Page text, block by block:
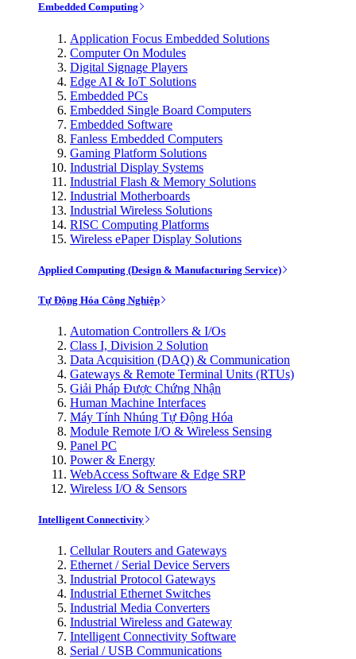
Embedded Computing
Application Focus Embedded Solutions
Computer On Modules
Digital Signage Players
Edge AI & IoT Solutions
Embedded PCs
Embedded Single Board Computers
Embedded Software
Fanless Embedded Computers
Gaming Platform Solutions
Industrial Display Systems
Industrial Flash & Memory Solutions
Industrial Motherboards
Industrial Wireless Solutions
RISC Computing Platforms
Wireless ePaper Display Solutions
Applied Computing (Design & Manufacturing Service)
Tự Động Hóa Công Nghiệp
Automation Controllers & I/Os
Class I, Division 2 Solution
Data Acquisition (DAQ) & Communication
Gateways & Remote Terminal Units (RTUs)
Giải Pháp Được Chứng Nhận
Human Machine Interfaces
Máy Tính Nhúng Tự Động Hóa
Module Remote I/O & Wireless Sensing
Panel PC
Power & Energy
WebAccess Software & Edge SRP
Wireless I/O & Sensors
Intelligent Connectivity
Cellular Routers and Gateways
Ethernet / Serial Device Servers
Industrial Protocol Gateways
Industrial Ethernet Switches
Industrial Media Converters
Industrial Wireless and Gateway
Intelligent Connectivity Software
Serial / USB Communications